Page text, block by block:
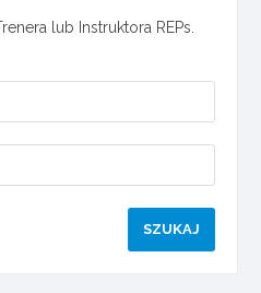
lub Instruktora REPs.